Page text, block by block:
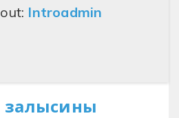
Introadmin
залысины